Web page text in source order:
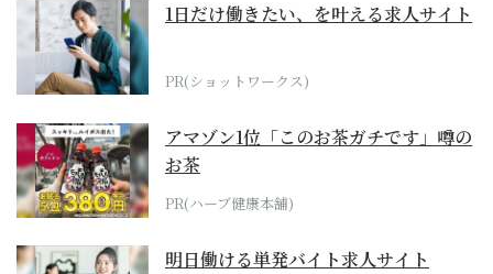
1日だけ働きたい、を叶える求人サイト
PR(ショットワークス)
アマゾン1位「このお茶ガチです」噂の
お茶
PR(ハーブ健康本舗)
明日働ける単発バイト求人サイト